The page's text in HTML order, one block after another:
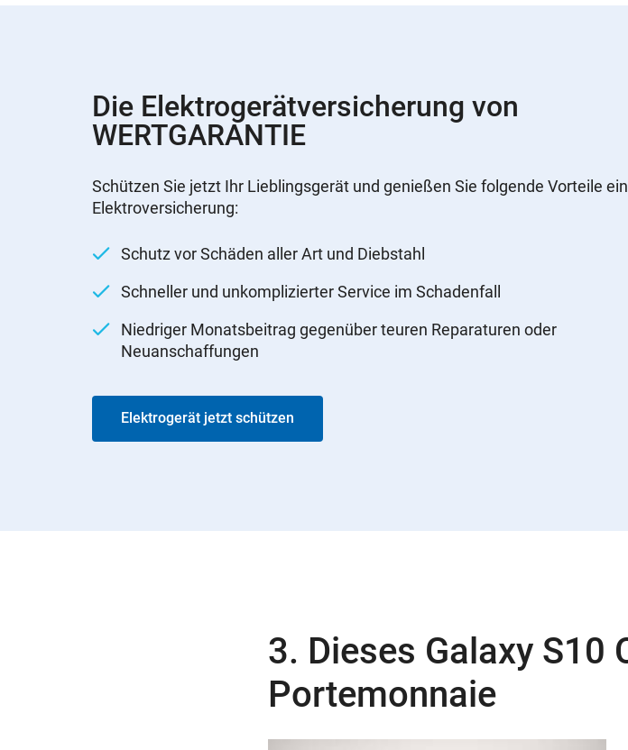
Die Elektrogerätversicherung von
WERTGARANTIE
Schützen Sie jetzt Ihr Lieblingsgerät und genießen Sie folgende Vorteile
Elektroversicherung:
Schutz vor Schäden aller Art und Diebstahl
Schneller und unkomplizierter Service im Schadenfall
Niedriger Monatsbeitrag gegenüber teuren Reparaturen oder
Neuanschaffungen
Elektrogerät jetzt schützen
3. Dieses Galaxy S10
Portemonnaie